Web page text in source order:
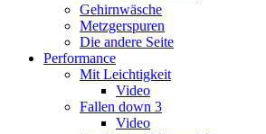
Gehirnwäsche
Metzgerspuren
Die andere Seite
Performance
Mit Leichtigkeit
Video
Fallen down 3
Video